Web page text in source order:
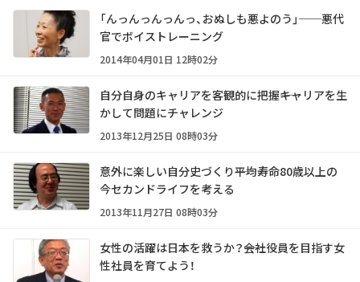
「んっんっんっんっ、おぬしも悪よのう」──悪代
官でボイストレーニング
2014年04月01日 12時02分
自分自身のキャリアを客観的に把握――キャリアを生
かして問題にチャレンジ
2013年12月25日 08時03分
意外に楽しい自分史づくり――平均寿命80歳以上の
今セカンドライフを考える
2013年11月27日 08時03分
女性の活躍は日本を救うか？――会社役員を目指す女
性社員を育てよう！